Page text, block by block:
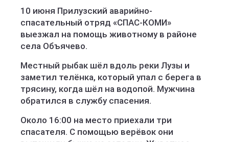
10 июня Прилузский аварийно-
спасательный отряд «СПАС-КОМИ»
выезжал на помощь животному в районе
села Объячево.
Местный рыбак шёл вдоль реки Лузы и
заметил телёнка, который упал с берега в
трясину, когда шёл на водопой. Мужчина
обратился в службу спасения.
Около 16:00 на место приехали три
спасателя. С помощью верёвок они